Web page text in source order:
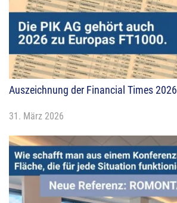
Auszeichnung der Financial Times 2026
31. März 2026